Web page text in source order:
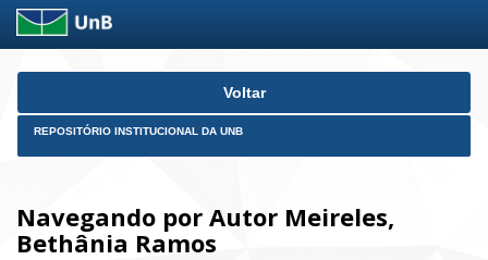
Skip
Voltar
REPOSITÓRIO INSTITUCIONAL DA UNB
Navegando por Autor Meireles,
Bethânia Ramos